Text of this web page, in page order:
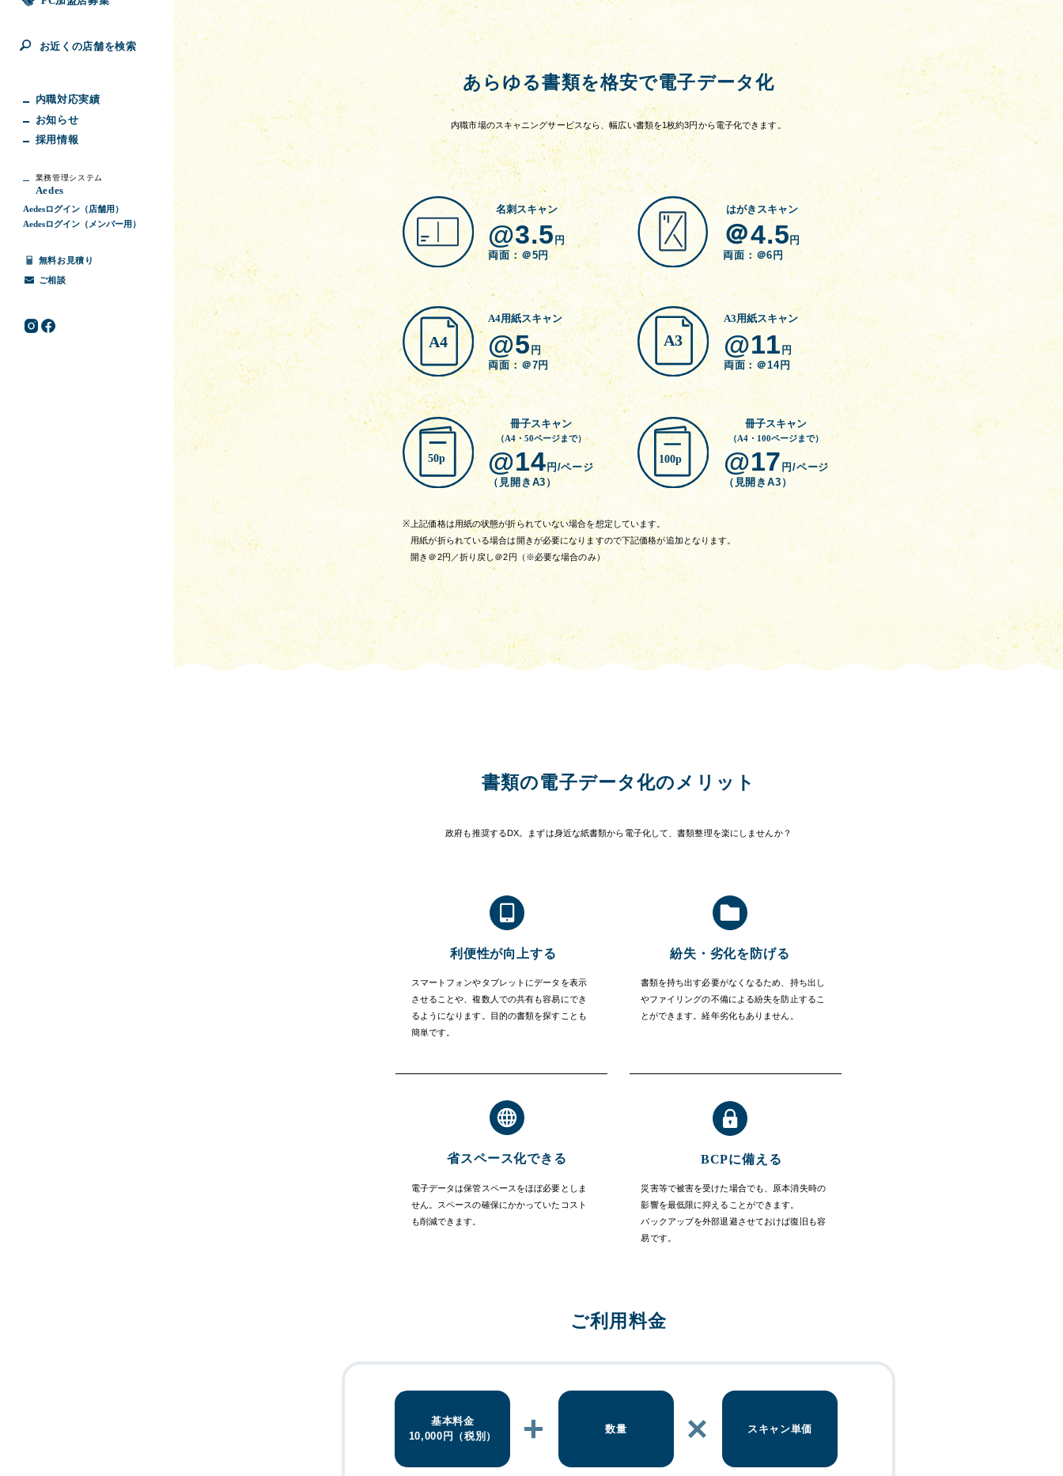
お近くの店舗を検索
内職対応実績
お知らせ
採用情報
業務管理システム
Aedes
Aedesログイン（店舗用）
Aedesログイン（メンバー用）
無料お見積り
ご相談
あらゆる書類を格安で電子データ化
内職市場のスキャニングサービスなら、幅広い書類を1枚約3円から電子化できます。
名刺スキャン
@3.5円
両面：＠5円
はがきスキャン
＠4.5 円
両面：＠6円
A4用紙スキャン
@5円
両面：＠7円
A3用紙スキャン
@11円
両面：＠14円
冊子スキャン
（A4・50ページまで）
@14円/ページ
（見開きA3）
冊子スキャン
（A4・100ページまで）
@17 円/ページ
（見開きA3）
※ 上記価格は用紙の状態が折られていない場合を想定しています。
用紙が折られている場合は開きが必要になりますので下記価格が追加となります。
開き＠2円／折り戻し＠2円（※必要な場合のみ）
書類の電子データ化のメリット
政府も推奨するDX。まずは身近な紙書類から電子化して、書類整理を楽にしませんか？
利便性が向上する
スマートフォンやタブレットにデータを表示
させることや、複数人での共有も容易にでき
るようになります。目的の書類を探すことも
簡単です。
紛失・劣化を防げる
書類を持ち出す必要がなくなるため、持ち出し
やファイリングの不備による紛失を防止するこ
とができます。経年劣化もありません。
省スペース化できる
電子データは保管スペースをほぼ必要としま
せん。スペースの確保にかかっていたコスト
も削減できます。
BCPに備える
災害等で被害を受けた場合でも、原本消失時の
影響を最低限に抑えることができます。
バックアップを外部退避させておけば復旧も容
易です。
ご利用料金
基本料金
10,000円（税別）
+ 数量 × スキャン単価